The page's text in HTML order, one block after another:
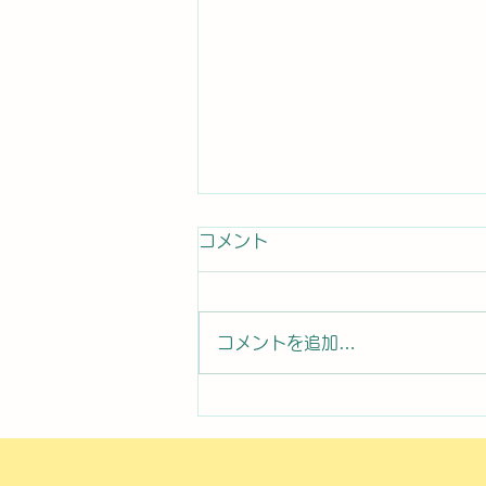
2026年8月7日曜日「のぼか
コメント
コメントを追加…